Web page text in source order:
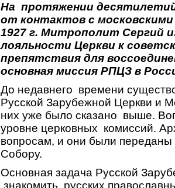
На протяжении
от контактов с
1927 г. Митрополит Сергий
лояльности Церкви к
препятствия для
основная миссия РПЦЗ в
До недавнего времени
Русской Зарубежной Церкви и
них уже было сказано выше.
уровне церковных комиссий.
вопросам, и они были
Собору.
Основная задача Русской
знакомить русских